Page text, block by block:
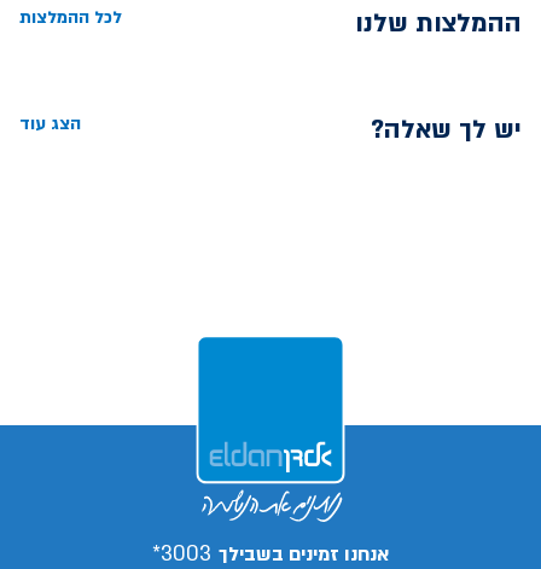
ההמלצות שלנו לכל ההמלצות
יש לך שאלה? הצג עוד
אנחנו זמינים בשבילך 3003*